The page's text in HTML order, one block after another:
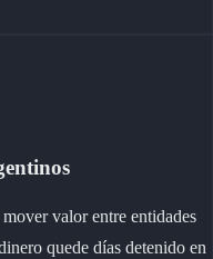
valor entre entidades
quede días detenido en